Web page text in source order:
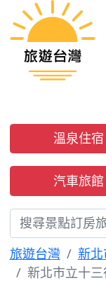
溫泉住宿
汽車旅館
旅遊台灣
新
新北市立十